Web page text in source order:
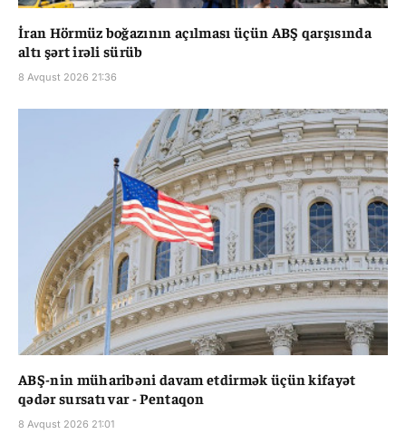
İran Hörmüz boğazının açılması üçün ABŞ qarşısında
altı şərt irəli sürüb
8 Avqust 2026 21:36
ABŞ-nin müharibəni davam etdirmək üçün kifayət
qədər sursatı var - Pentaqon
8 Avqust 2026 21:01